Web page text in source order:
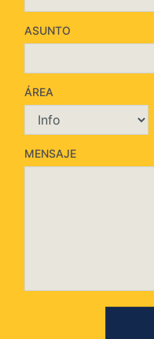
ASUNTO
ÁREA
MENSAJE